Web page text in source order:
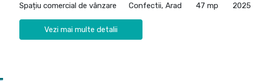
Spațiu comercial de vânzare Confectii, Arad 47 mp 2025
Vezi mai multe detalii